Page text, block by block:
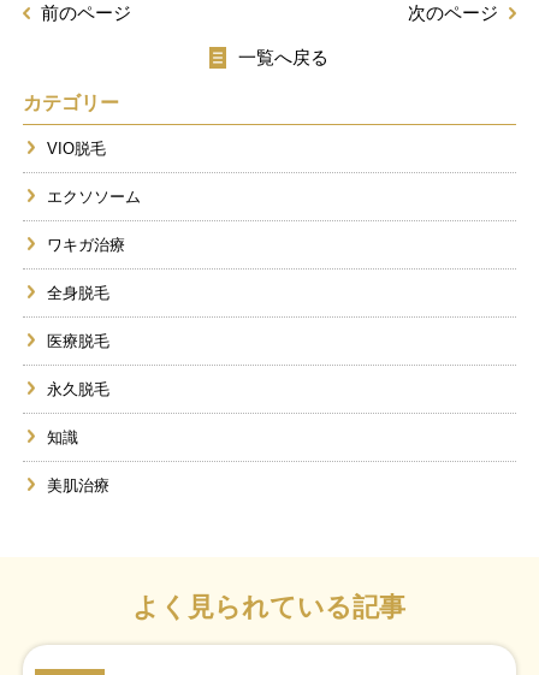
前のページ 次のページ
一覧へ戻る
カテゴリー
VIO脱毛
エクソソーム
ワキガ治療
全身脱毛
医療脱毛
永久脱毛
知識
美肌治療
よく見られている記事